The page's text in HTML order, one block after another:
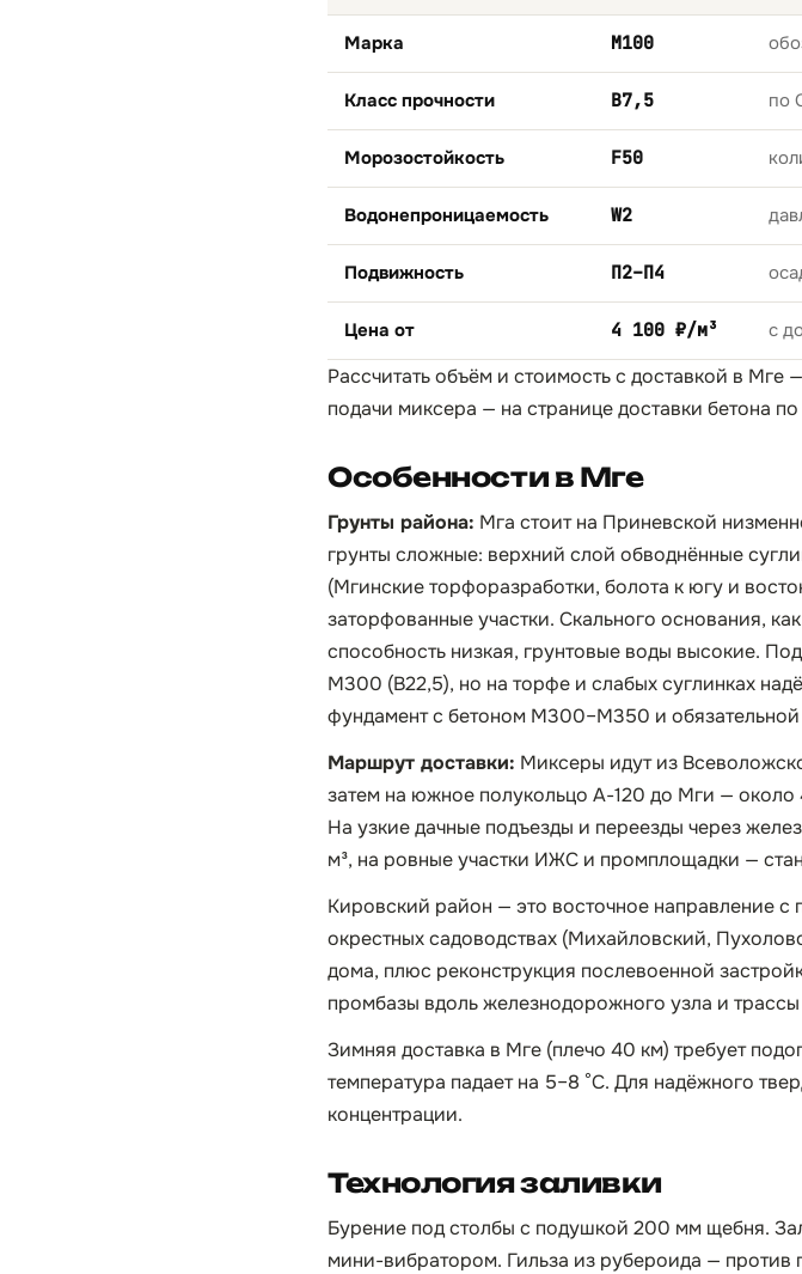
Марка М100
Класс прочности B7,5 по
Морозостойкость F50
Водонепроницаемость W2
Подвижность П2–П4
Цена от 4 100 ₽/м³ с
Рассчитать объём и стоимость с доставкой в Мге
подачи миксера — на страницедоставки бетона
Особенности в Мге
Грунты района: Мга стоит на Приневской
грунты сложные: верхний слой обводнённые
(Мгинские торфоразработки, болота к югу и
заторфованные участки. Скального основания,
способность низкая, грунтовые воды высокие.
М300 (B22,5), но на торфе и слабых суглинках
фундамент с бетоном М300–М350 и
Маршрут доставки: Миксеры идут из
затем на южное полукольцо А-120 до Мги —
На узкие дачные подъезды и переезды через
м³, на ровные участки ИЖС и промплощадки —
Кировский район — это восточное направление
окрестных садоводствах (Михайловский,
дома, плюс реконструкция послевоенной
промбазы вдоль железнодорожного узла и
Зимняя доставка в Мге (плечо 40 км) требует
температура падает на 5–8 °C. Для надёжного
концентрации.
Технология заливки
Бурение под столбы с подушкой 200 мм щебня.
мини-вибратором. Гильза из рубероида — против